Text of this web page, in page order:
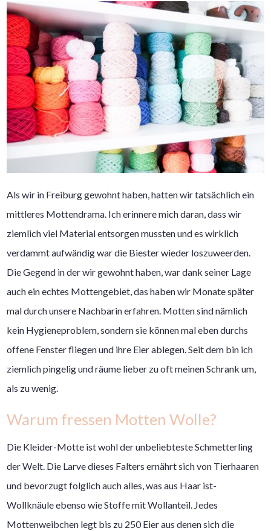
Als wir in Freiburg gewohnt haben, hatten wir tatsächlich ein
mittleres Mottendrama. Ich erinnere mich daran, dass wir
ziemlich viel Material entsorgen mussten und es wirklich
verdammt aufwändig war die Biester wieder loszuweerden.
Die Gegend in der wir gewohnt haben, war dank seiner Lage
auch ein echtes Mottengebiet, das haben wir Monate später
mal durch unsere Nachbarin erfahren. Motten sind nämlich
kein Hygieneproblem, sondern sie können mal eben durchs
offene Fenster fliegen und ihre Eier ablegen. Seit dem bin ich
ziemlich pingelig und räume lieber zu oft meinen Schrank um,
als zu wenig.
Warum fressen Motten Wolle?
Die Kleider-Motte ist wohl der unbeliebteste Schmetterling
der Welt. Die Larve dieses Falters ernährt sich von Tierhaaren
und bevorzugt folglich auch alles, was aus Haar ist-
Wollknäule ebenso wie Stoffe mit Wollanteil. Jedes
Mottenweibchen legt bis zu 250 Eier aus denen sich die